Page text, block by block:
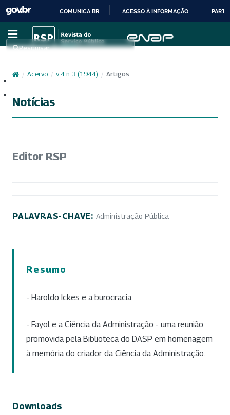
IR
PARA
CONTEÚDO
COMUNICA BR ACESSO À INFORMAÇÃO
Pesquisar
/ Acervo / v. 4 n. 3 (1944) / Artigos
Notícias
Editor RSP
PALAVRAS-CHAVE: Administração Pública
Resumo
- Haroldo Ickes e a burocracia.
- Fayol e a Ciência da Administração - uma reunião
promovida pela Biblioteca do DASP em homenagem
à memória do criador da Ciência da Administração.
Downloads